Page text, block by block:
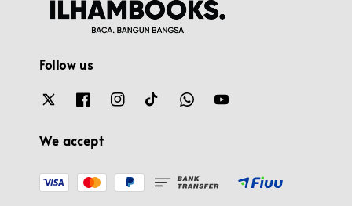
Follow us
We accept